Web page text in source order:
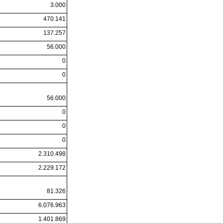
3.000
470.141
137.257
56.000
0
0
56.000
0
0
0
2.310.498
2.229.172
81.326
6.076.963
1.401.869